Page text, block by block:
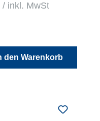
/ inkl. MwSt
den Warenkorb